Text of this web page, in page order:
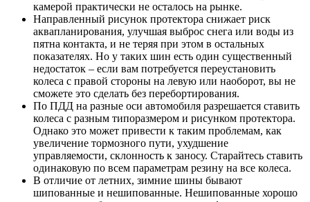
камерой практически не осталось на рынке.
Направленный рисунок протектора снижает риск
аквапланирования, улучшая выброс снега или воды из
пятна контакта, и не теряя при этом в остальных
показателях. Но у таких шин есть один существенный
недостаток – если вам потребуется переустановить
колеса с правой стороны на левую или наоборот, вы не
сможете это сделать без перебортирования.
По ПДД на разные оси автомобиля разрешается ставить
колеса с разным типоразмером и рисунком протектора.
Однако это может привести к таким проблемам, как
увеличение тормозного пути, ухудшение
управляемости, склонность к заносу. Старайтесь ставить
одинаковую по всем параметрам резину на все колеса.
В отличие от летних, зимние шины бывают
шипованные и нешипованные. Нешипованные хорошо